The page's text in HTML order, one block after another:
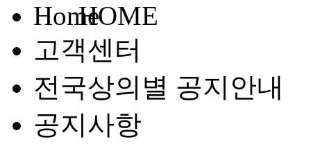
HOME
고객센터
전국상의별 공지안내
공지사항